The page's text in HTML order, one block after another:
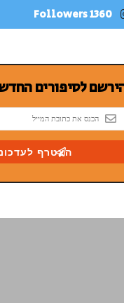
1360 Followers